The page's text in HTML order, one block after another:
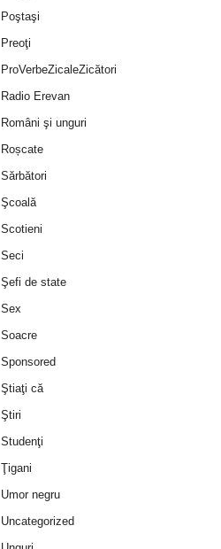
Poştaşi
Preoţi
ProVerbeZicaleZicători
Radio Erevan
Români şi unguri
Roșcate
Sărbători
Şcoală
Scotieni
Seci
Şefi de state
Sex
Soacre
Sponsored
Ştiaţi că
Ştiri
Studenţi
Ţigani
Umor negru
Uncategorized